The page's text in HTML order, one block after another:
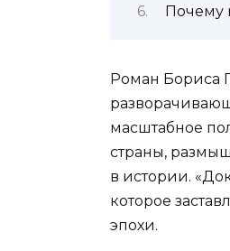
Почему
Роман Бориса
масштабное
страны,
в истории.
которое
эпохи.